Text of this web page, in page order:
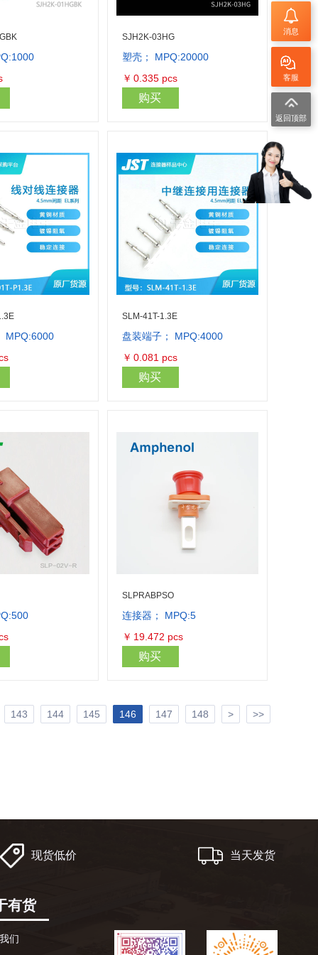
消息
客服
返回顶部
库存量：10900
SJH2K-03HG
塑壳； MPQ:20000
库存量：
￥ 0.335 pcs
购买
MPQ:6000
库存量：10000
SLM-41T-1.3E
盘装端子； MPQ:4000
￥ 0.081 pcs
购买
库存量：1500
SLPRABPSO
连接器； MPQ:5
￥ 19.472 pcs
购买
143 144 145 146 147 148 > >>
现货低价 当天发货
有货
们